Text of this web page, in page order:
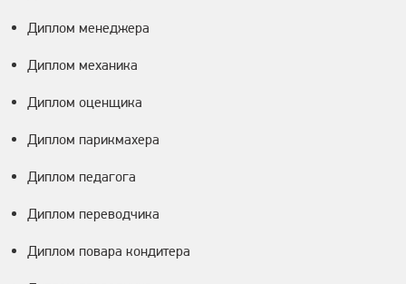
Диплом менеджера
Диплом механика
Диплом оценщика
Диплом парикмахера
Диплом педагога
Диплом переводчика
Диплом повара кондитера